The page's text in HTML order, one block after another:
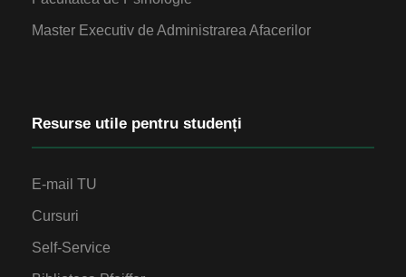
Master Executiv de Administrarea Afacerilor
Resurse utile pentru studenți
E-mail TU
Cursuri
Self-Service